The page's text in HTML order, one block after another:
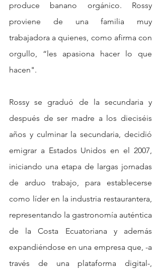
produce banano orgánico. Rossy
proviene de una familia muy
trabajadora a quienes, como afirma con
orgullo, “les apasiona hacer lo que
hacen".
Rossy se graduó de la secundaria y
después de ser madre a los dieciséis
años y culminar la secundaria, decidió
emigrar a Estados Unidos en el 2007,
iniciando una etapa de largas jornadas
de arduo trabajo, para establecerse
como líder en la industria restaurantera,
representando la gastronomía auténtica
de la Costa Ecuatoriana y además
expandiéndose en una empresa que, -a
través de una plataforma digital-,